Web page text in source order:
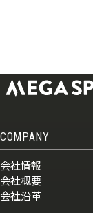
COMPANY
会社情報
会社概要
会社沿革